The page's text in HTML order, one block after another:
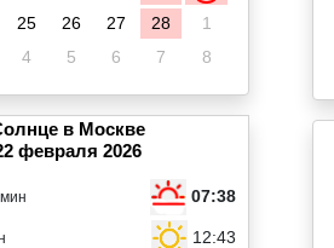
25 26 27 28
1
4 5 6 7 8
в Москве
февраля 2026
07:38
12:43